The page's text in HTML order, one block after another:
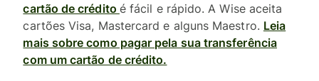
cartão de crédito é fácil e rápido. A Wise aceita
cartões Visa, Mastercard e alguns Maestro. Leia
mais sobre como pagar pela sua transferência
com um cartão de crédito.